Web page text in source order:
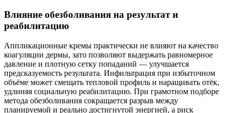
Влияние обезболивания на результат и
реабилитацию
Аппликационные кремы практически не влияют на качество
коагуляции дермы, зато позволяют выдержать равномерное
давление и плотную сетку попаданий — улучшается
предсказуемость результата. Инфильтрация при избыточном
объёме может смещать тепловой профиль и наращивать отёк,
удлиняя социальную реабилитацию. При грамотном подборе
метода обезболивания сокращается разрыв между
планируемой и реально достигнутой энергией, а риск